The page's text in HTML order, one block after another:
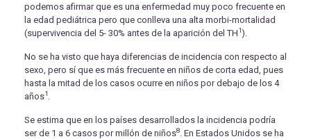
podemos afirmar que es una enfermedad muy poco frecuente en
la edad pediátrica pero que conlleva una alta morbi-mortalidad
(supervivencia del 5- 30% antes de la aparición del TH1).
No se ha visto que haya diferencias de incidencia con respecto al
sexo, pero sí que es más frecuente en niños de corta edad, pues
hasta la mitad de los casos ocurre en niños por debajo de los 4
años1
Se estima que en los países desarrollados la incidencia podría
ser de 1 a 6 casos por millón de niños8 . En Estados Unidos se ha